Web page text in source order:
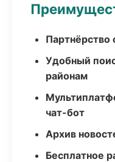
Партнёрство
Удобный
районам
чат-бот
Архив
Бесплатное